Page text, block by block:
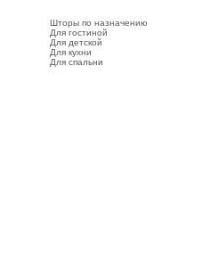
Шторы по назначению
Для гостиной
Для детской
Для кухни
Для спальни